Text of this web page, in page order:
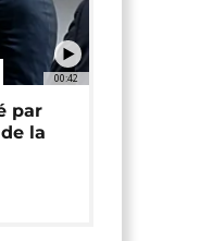
00:42
par
la